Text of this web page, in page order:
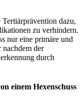
dazu,
zu verhindern.
nur eine primäre und
nachdem der
durch
einem Hexenschuss